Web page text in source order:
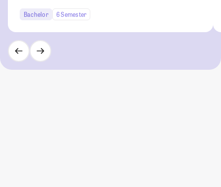
Bachelor 6 Semester